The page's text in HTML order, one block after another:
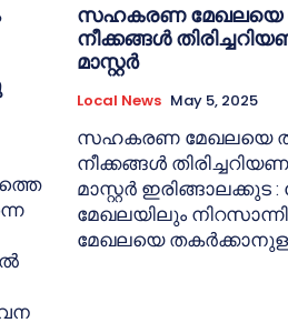
സഹകരണ മേഖലയെ
നീക്കങ്ങൾ
മാസ്റ്റർ
Local News May 5, 2025
സഹകരണ മേഖലയെ
നീക്കങ്ങൾ
മാസ്റ്റർ ഇരിങ്ങാലക്കുട : കേരളീയരുടെ സമസ്ത്ത
മേഖലയിലും
മേഖലയെ